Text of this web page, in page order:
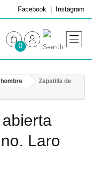
Facebook Instagram
0
Zapatilla de
Laro